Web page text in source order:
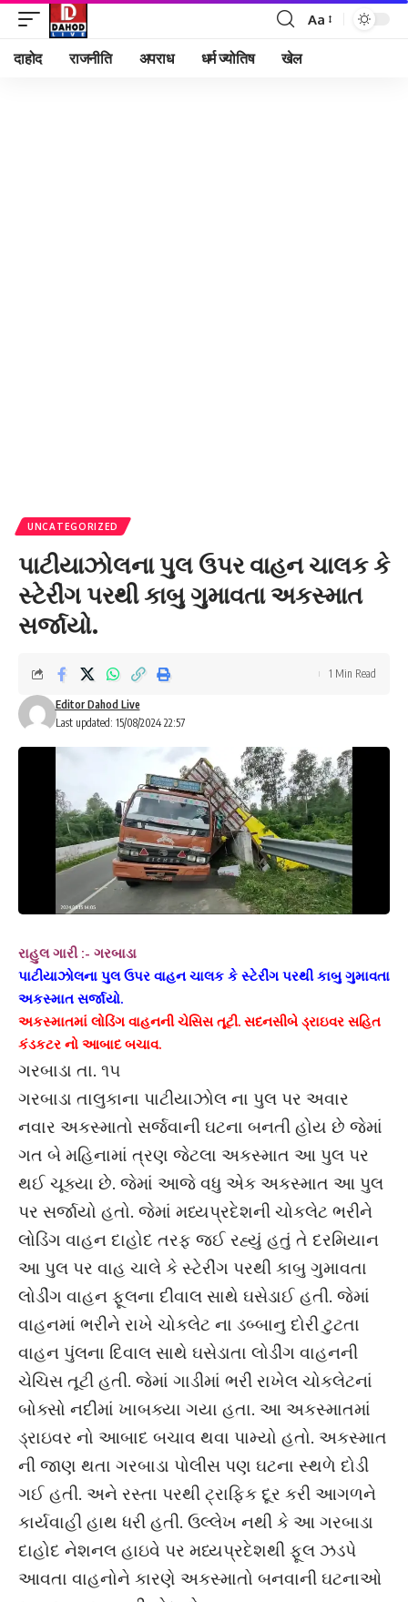
Font
Aa
दाहोद राजनीति अपराध धर्म ज्योतिष खेल
UNCATEGORIZED
પાટીયાઝોલના પુલ ઉપર વાહન ચાલક કે
સ્ટેરીંગ પરથી કાબુ ગુમાવતા અકસ્માત
સર્જાયો.
Last updated: 15/08/2024 22:57
Editor Dahod Live
1 Min Read
રાહુલ ગારી :- ગરબાડા
પાટીયાઝોલના પુલ ઉપર વાહન ચાલક કે સ્ટેરીંગ પરથી કાબુ ગુમાવતા
અકસ્માત સર્જાયો.
અકસ્માતમાં લોડિંગ વાહનની ચેસિસ તૂટી. સદનસીબે ડ્રાઇવર સહિત
કંડકટર નો આબાદ બચાવ.
ગરબાડા તા. ૧૫
ગરબાડા તાલુકાના પાટીયાઝોલ ના પુલ પર અવાર
નવાર અકસ્માતો સર્જવાની ઘટના બનતી હોય છે જેમાં
ગત બે મહિનામાં ત્રણ જેટલા અકસ્માત આ પુલ પર
થઈ ચૂક્યા છે. જેમાં આજે વધુ એક અકસ્માત આ પુલ
પર સર્જાયો હતો. જેમાં મધ્યપ્રદેશની ચોકલેટ ભરીને
લોડિંગ વાહન દાહોદ તરફ જઈ રહ્યું હતું તે દરમિયાન
આ પુલ પર વાહ ચાલે કે સ્ટેરીંગ પરથી કાબુ ગુમાવતા
લોડીંગ વાહન ફૂલના દીવાલ સાથે ઘસેડાઈ હતી. જેમાં
વાહનમાં ભરીને રાખે ચોકલેટ ના ડબ્બાનુ દોરી ટુટતા
વાહન પુંલના દિવાલ સાથે ઘસેડાતા લોડીંગ વાહનની
ચેચિસ તૂટી હતી. જેમાં ગાડીમાં ભરી રાખેલ ચોકલેટનાં
બોક્સો નદીમાં ખાબક્યા ગયા હતા. આ અકસ્માતમાં
ડ્રાઇવર નો આબાદ બચાવ થવા પામ્યો હતો. અકસ્માત
ની જાણ થતા ગરબાડા પોલીસ પણ ઘટના સ્થળે દોડી
ગઈ હતી. અને રસ્તા પરથી ટ્રાફિક દૂર કરી આગળને
કાર્યવાહી હાથ ધરી હતી. ઉલ્લેખ નથી કે આ ગરબાડા
દાહોદ નેશનલ હાઇવે પર મધ્યપ્રદેશથી ફૂલ ઝડપે
આવતા વાહનોને કારણે અકસ્માતો બનવાની ઘટનાઓ